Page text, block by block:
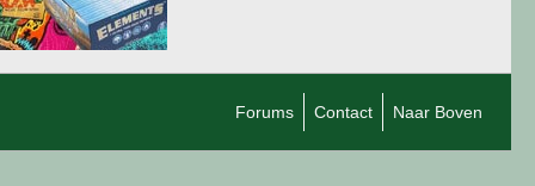
Forums Contact Naar Boven